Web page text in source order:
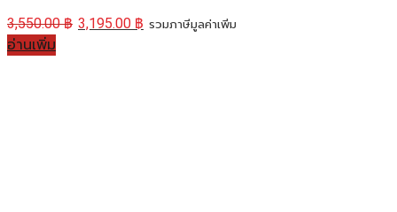
3,550.00฿ 3,195.00 ฿ รวมภาษีมูลค่าเพิ่ม
อ่านเพิ่ม